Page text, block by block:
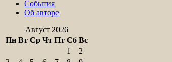
События
Об авторе
Август 2026
Пн Вт Ср Чт Пт Сб Вс
1
2